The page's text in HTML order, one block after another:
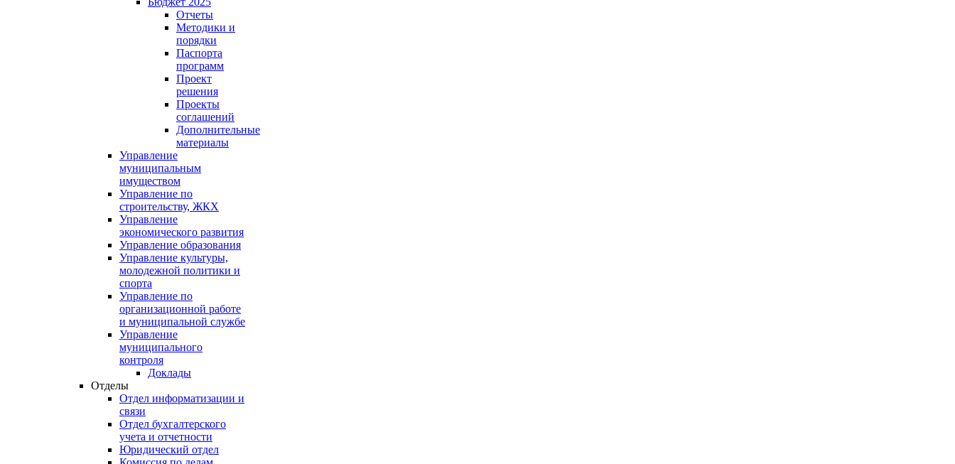
Отчеты
Методики и
порядки
Паспорта
программ
Проект
решения
Проекты
соглашений
Дополнительные
материалы
Управление
муниципальным
имуществом
Управление по
строительству, ЖКХ
Управление
экономического развития
Управление образования
Управление культуры,
молодежной политики и
спорта
Управление по
организационной работе
и муниципальной службе
Управление
муниципального
контроля
Доклады
Отделы
Отдел информатизации и
связи
Отдел бухгалтерского
учета и отчетности
Юридический отдел